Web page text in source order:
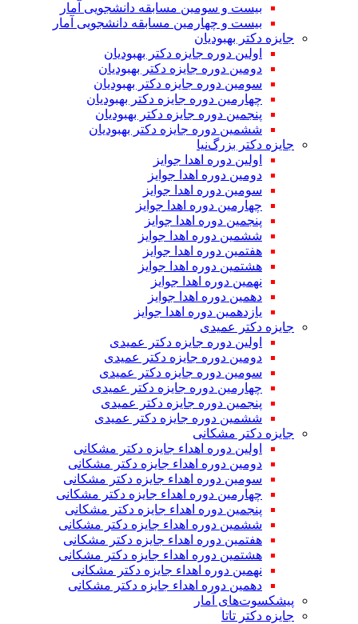
بیست و سومین مسابقه دانشجویی آمار
بیست و چهارمین مسابقه دانشجویی آمار
جایزه دکتر بهبودیان
اولین دوره جایزه دکتر بهبودیان
دومین دوره جایزه دکتر بهبودیان
سومین دوره جایزه دکتر بهبودیان
چهارمین دوره جایزه دکتر بهبودیان
پنجمین دوره جایزه دکتر بهبودیان
ششمین دوره جایزه دکتر بهبودیان
جایزه دکتر بزرگ‌نیا
اولین دوره اهدا جوایز
دومین دوره اهدا جوایز
سومین دوره اهدا جوایز
چهارمین دوره اهدا جوایز
پنجمین دوره اهدا جوایز
ششمین دوره اهدا جوایز
هفتمین دوره اهدا جوایز
هشتمین دوره اهدا جوایز
نهمین دوره اهدا جوایز
دهمین دوره اهدا جوایز
یازدهمین دوره اهدا جوایز
جایزه دکتر عمیدی
اولین دوره جایزه دکتر عمیدی
دومین دوره جایزه دکتر عمیدی
سومین دوره جایزه دکتر عمیدی
چهارمین دوره جایزه دکتر عمیدی
پنجمین دوره جایزه دکتر عمیدی
ششمین دوره جایزه دکتر عمیدی
جایزه دکتر مشکانی
اولین دوره اهداء جایزه دکتر مشکانی
دومین دوره اهداء جایزه دکتر مشکانی
سومین دوره اهداء جایزه دکتر مشکانی
چهارمین دوره اهداء جایزه دکتر مشکانی
پنجمین دوره اهداء جایزه دکتر مشکانی
ششمین دوره اهداء جایزه دکتر مشکانی
هفتمین دوره اهداء جایزه دکتر مشکانی
هشتمین دوره اهداء جایزه دکتر مشکانی
نهمین دوره اهداء جایزه دکتر مشکانی
دهمین دوره اهداء جایزه دکتر مشکانی
پیشکسوت‌های آمار
جایزه دکتر تاتا